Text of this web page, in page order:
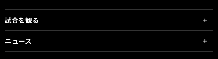
試合を観る
ニュース